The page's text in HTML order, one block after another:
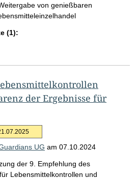
von genießbaren
(1):
der Ergebnisse für
UG am 07.10.2024
der 9. Empfehlung des
Lebensmittelkontrollen und